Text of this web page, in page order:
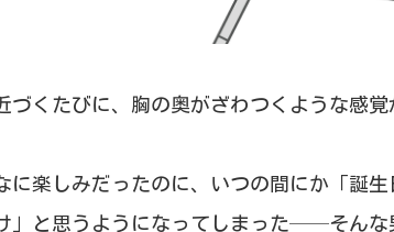
づくたびに、胸の奥がざわつくような感覚
に楽しみだったのに、いつの間にか「誕
」と思うようになってしまった──そんな